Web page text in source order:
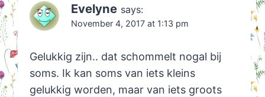
Evelyne says:
November 4, 2017 at 1:13 pm
Gelukkig zijn.. dat schommelt nogal bij
soms. Ik kan soms van iets kleins
gelukkig worden, maar van iets groots